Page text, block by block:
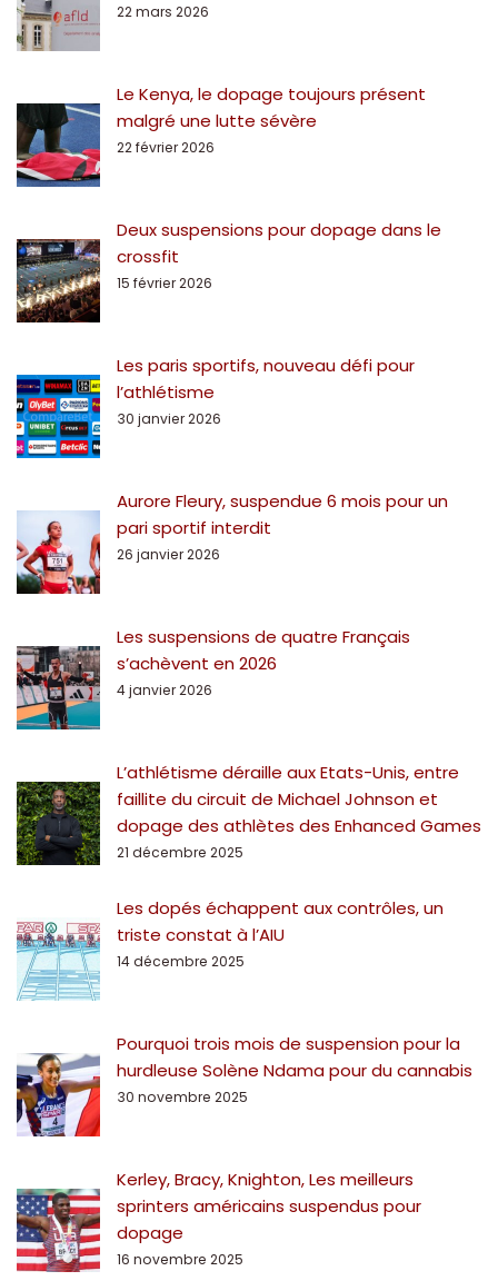
22 mars 2026
Le Kenya, le dopage toujours présent
malgré une lutte sévère
22 février 2026
Deux suspensions pour dopage dans le
crossfit
15 février 2026
Les paris sportifs, nouveau défi pour
l’athlétisme
30 janvier 2026
Aurore Fleury, suspendue 6 mois pour un
pari sportif interdit
26 janvier 2026
Les suspensions de quatre Français
s’achèvent en 2026
4 janvier 2026
L’athlétisme déraille aux Etats-Unis, entre
faillite du circuit de Michael Johnson et
dopage des athlètes des Enhanced Games
21 décembre 2025
Les dopés échappent aux contrôles, un
triste constat à l’AIU
14 décembre 2025
Pourquoi trois mois de suspension pour la
hurdleuse Solène Ndama pour du cannabis
30 novembre 2025
Kerley, Bracy, Knighton, Les meilleurs
sprinters américains suspendus pour
dopage
16 novembre 2025